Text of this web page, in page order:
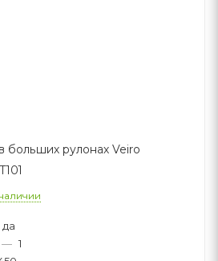
больших рулонах Veiro
да
— 1